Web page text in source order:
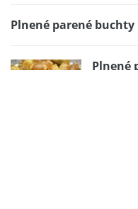
Plnené parené buchty
Plnené